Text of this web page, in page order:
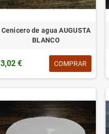
Cenicero de agua AUGUSTA
BLANCO
3,02 € COMPRAR